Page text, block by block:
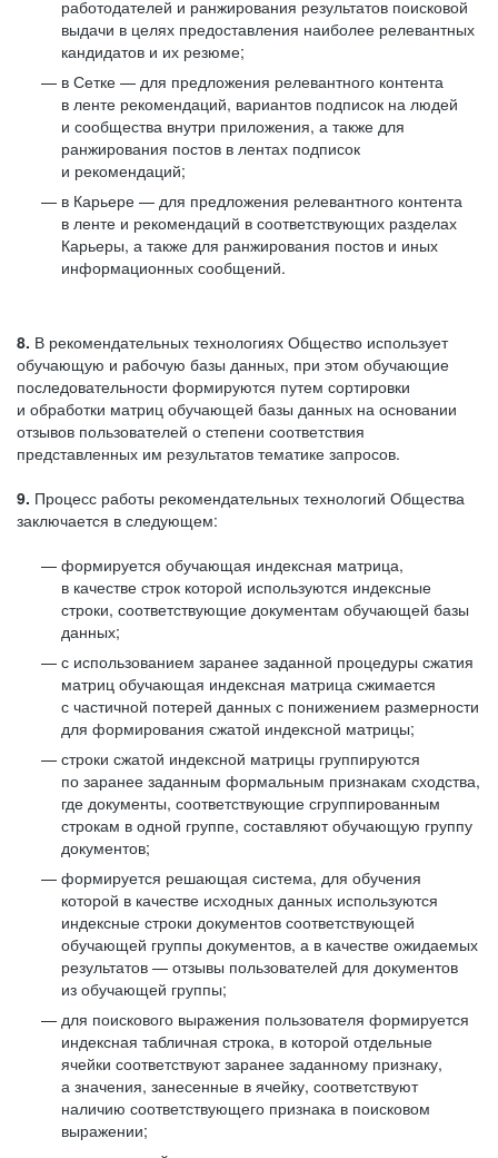
работодателей и ранжирования результатов поисковой
выдачи в целях предоставления наиболее релевантных
кандидатов и их резюме;
в Сетке — для предложения релевантного контента
в ленте рекомендаций, вариантов подписок на людей
и сообщества внутри приложения, а также для
ранжирования постов в лентах подписок
и рекомендаций;
в Карьере — для предложения релевантного контента
в ленте и рекомендаций в соответствующих разделах
Карьеры, а также для ранжирования постов и иных
информационных сообщений.
8. В рекомендательных технологиях Общество использует
обучающую и рабочую базы данных, при этом обучающие
последовательности формируются путем сортировки
и обработки матриц обучающей базы данных на основании
отзывов пользователей о степени соответствия
представленных им результатов тематике запросов.
9. Процесс работы рекомендательных технологий Общества
заключается в следующем:
формируется обучающая индексная матрица,
в качестве строк которой используются индексные
строки, соответствующие документам обучающей базы
данных;
с использованием заранее заданной процедуры сжатия
матриц обучающая индексная матрица сжимается
с частичной потерей данных с понижением размерности
для формирования сжатой индексной матрицы;
строки сжатой индексной матрицы группируются
по заранее заданным формальным признакам сходства,
где документы, соответствующие сгруппированным
строкам в одной группе, составляют обучающую группу
документов;
формируется решающая система, для обучения
которой в качестве исходных данных используются
индексные строки документов соответствующей
обучающей группы документов, а в качестве ожидаемых
результатов — отзывы пользователей для документов
из обучающей группы;
для поискового выражения пользователя формируется
индексная табличная строка, в которой отдельные
ячейки соответствуют заранее заданному признаку,
а значения, занесенные в ячейку, соответствуют
наличию соответствующего признака в поисковом
выражении;